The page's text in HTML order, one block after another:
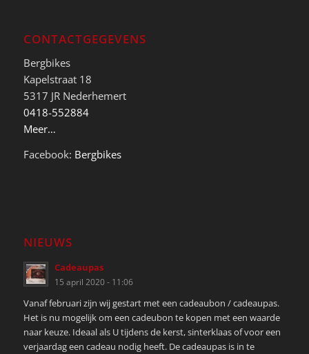
CONTACTGEGEVENS
Bergbikes
Kapelstraat 18
5317 JR Nederhemert
0418-552884
Meer…
Facebook: Bergbikes
NIEUWS
Cadeaupas
15 april 2020 - 11:06
Vanaf februari zijn wij gestart met een cadeaubon / cadeaupas.
Het is nu mogelijk om een cadeubon te kopen met een waarde
naar keuze. Ideaal als U tijdens de kerst, sinterklaas of voor een
verjaardag een cadeau nodig heeft. De cadeaupas is in te